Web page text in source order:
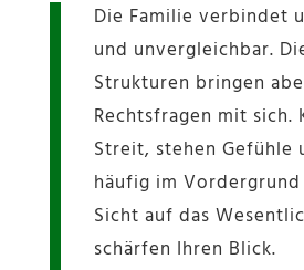
Die Familie verbindet
und unvergleichbar.
Strukturen bringen
Rechtsfragen mit sich.
Streit, stehen Gefühle
häufig im
Sicht auf das
schärfen Ihren Blick.